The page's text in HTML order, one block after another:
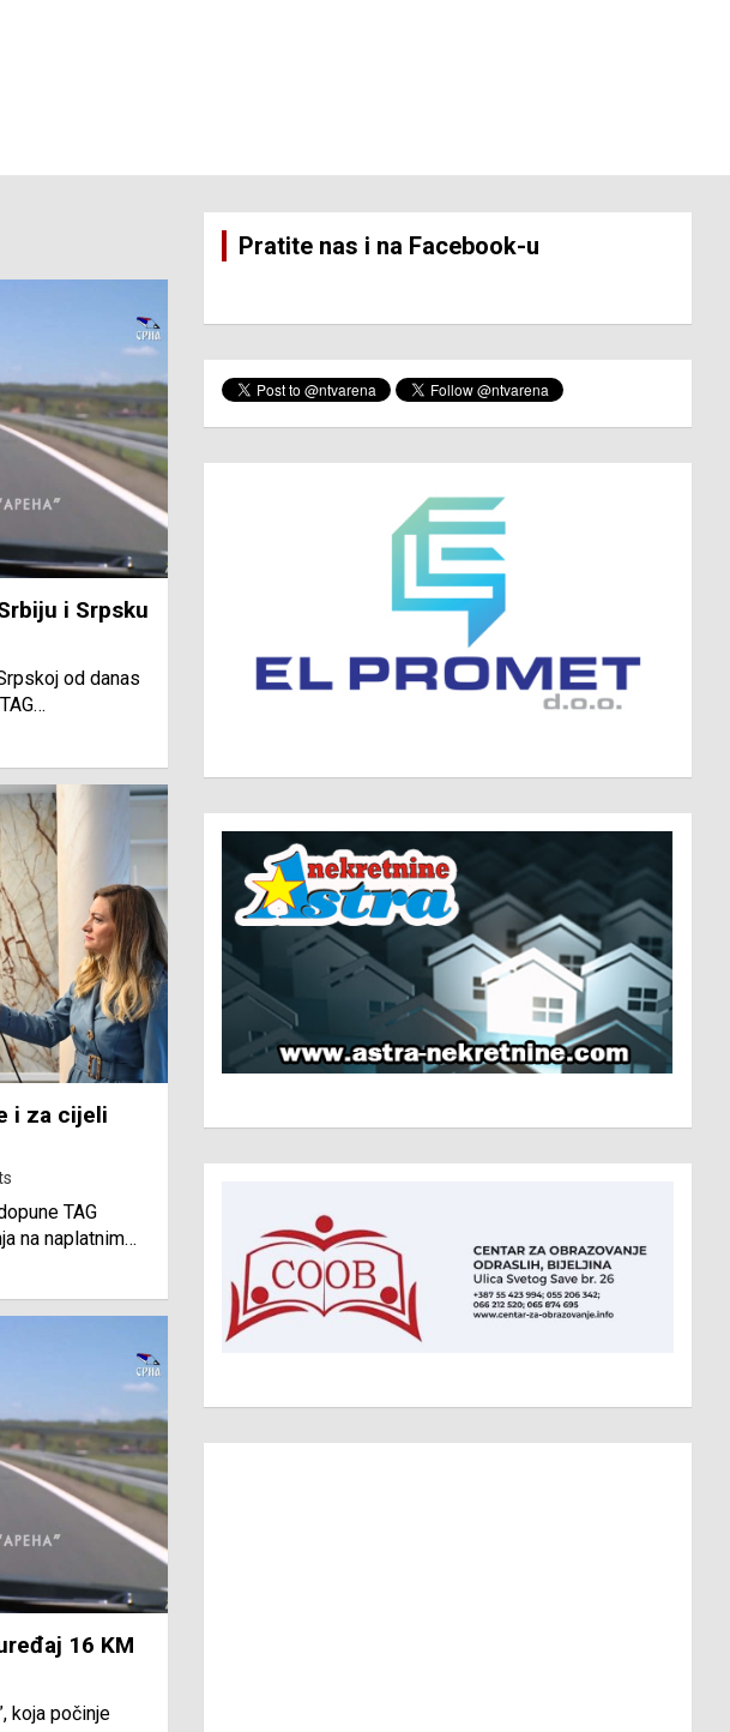
i Srpsku
od danas
i za cijeli
TAG
na naplatnim…
16 KM
koja počinje
Pratite nas i na Facebook-u